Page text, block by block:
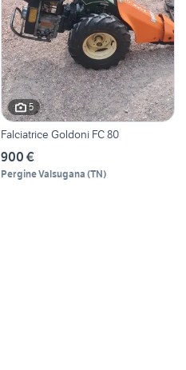
5
Falciatrice Goldoni FC 80
900 €
Pergine Valsugana (TN)